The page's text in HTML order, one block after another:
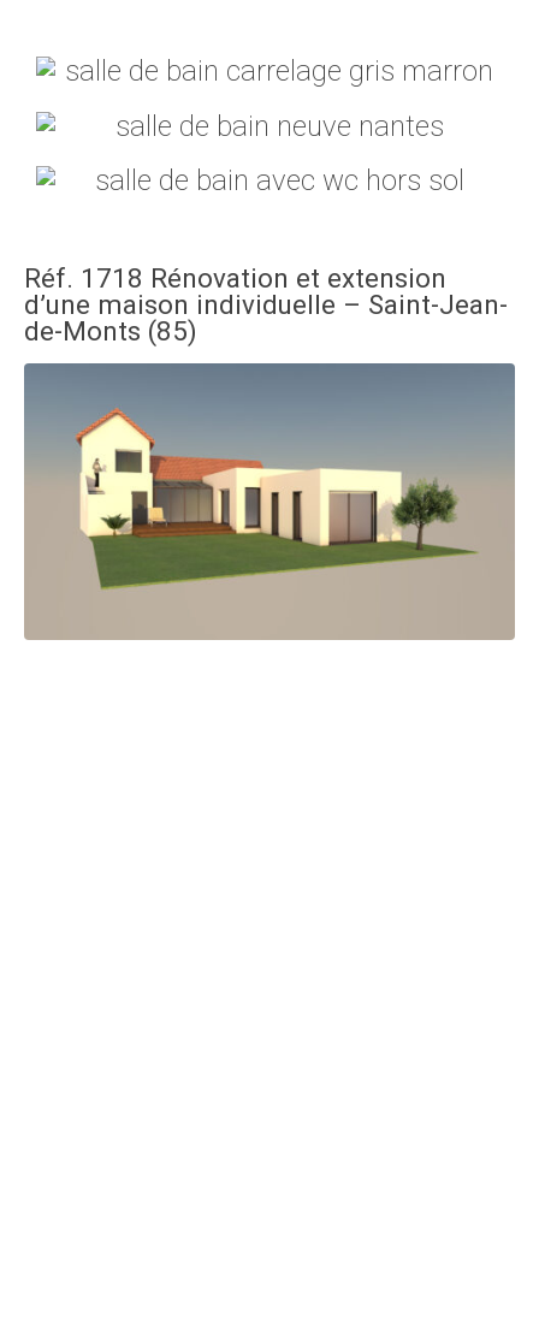
Réf. 1718 Rénovation et extension
d’une maison individuelle – Saint-Jean-
de-Monts (85)